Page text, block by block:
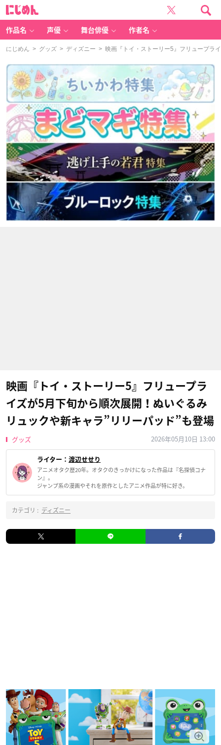
作品名 声優 舞台俳優 作者名
にじめん > グッズ > ディズニー > 映画『トイ・ストーリー5』フリュープラ
映画『トイ・ストーリー5』フリュープラ
イズが5月下旬から順次展開！ぬいぐるみ
リュックや新キャラ”リリーパッド”も登場
グッズ 2026年05月10日 13:00
ライター： 渡辺せせり
アニメオタク歴20年。オタクのきっかけになった作品は『名探偵コナ
ン』。
ジャンプ系の漫画やそれを原作としたアニメ作品が特に好き。
カテゴリ : ディズニー